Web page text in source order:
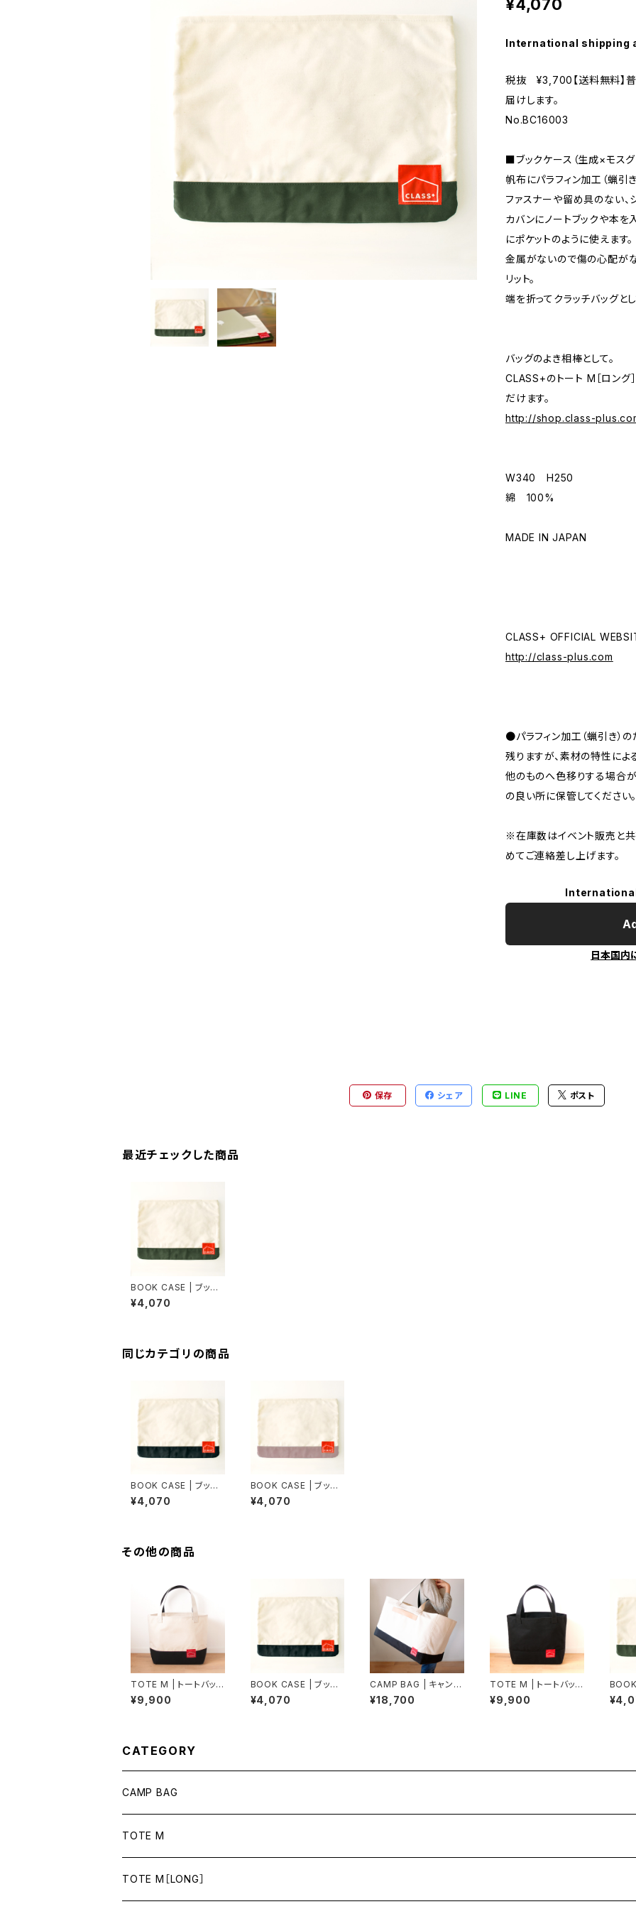
¥4,070
International shipping
税抜 ¥3,700【送料無料】
届けします。
No.BC16003
■ブックケース（生成×モスグ
帆布にパラフィン加工（蝋引
ファスナーや留め具のない、
カバンにノートブックや本を
にポケットのように使えます。
金属がないので傷の心配が
リット。
端を折ってクラッチバッグとし
バッグのよき相棒として。
CLASS+のトート M［ロング
だけます。
http://shop.class-
W340 H250
綿 100%
MADE IN JAPAN
CLASS+ OFFICIAL
http://class-plus.com
●パラフィン加工（蝋引き）
残りますが、素材の特性に
他のものへ色移りする場合
の良い所に保管してください。
※在庫数はイベント販売と
めてご連絡差し上げます。
日本国内
保存 シェア LINE ポスト
最近チェックした商品
BOOK CASE | ブック
ケース（生成×モスグリ
ーン）パラフィン帆布
¥4,070
同じカテゴリの商品
BOOK CASE | ブック
ケース（生成×黒）パラフ
ィン帆布
¥4,070
BOOK CASE | ブック
ケース（生成×ウォーム
グレー）パラフィン帆布
¥4,070
その他の商品
TOTE M | トートバッグ
M（生成×黒）
¥9,900
BOOK CASE | ブック
ケース（生成×黒）パラフ
ィン帆布
¥4,070
CAMP BAG | キャンプ
バッグ（生成×黒）ビッグ
トート
¥18,700
TOTE M | トートバッグ
M（黒×黒）
¥9,900
ケース
ーン）
CATEGORY
CAMP BAG
TOTE M
TOTE M［LONG］